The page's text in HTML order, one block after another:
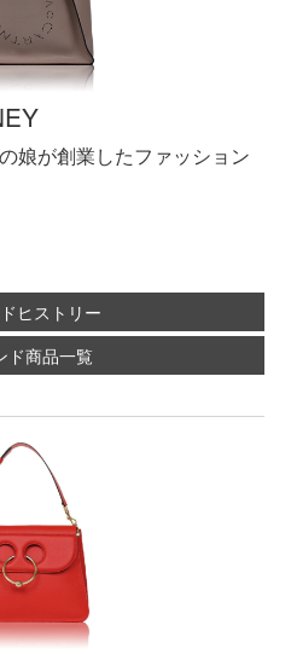
娘が創業したファッション
ヒストリー
ド商品一覧